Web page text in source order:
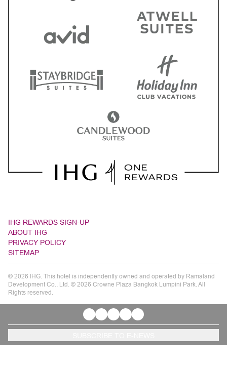
IHG REWARDS SIGN-UP
ABOUT IHG
PRIVACY POLICY
SITEMAP
© 2026 IHG. This hotel is independently owned and operated by Ramaland
Development Co., Ltd. © 2026 Crowne Plaza Bangkok Lumpini Park. All
Rights reserved.